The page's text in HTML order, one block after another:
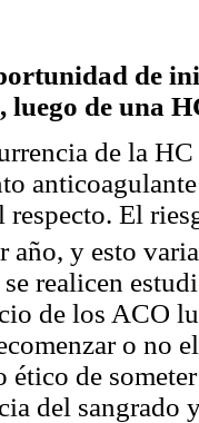
de
luego de una
de la
respecto. El
año, y esto
realicen
de los ACO
o no
ético de
del sangrado